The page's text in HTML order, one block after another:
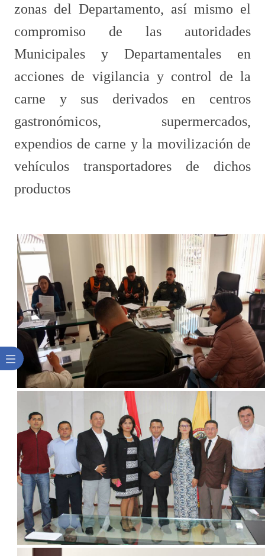
zonas del Departamento, así mismo el
compromiso de las autoridades
Municipales y Departamentales en
acciones de vigilancia y control de la
carne y sus derivados en centros
gastronómicos, supermercados,
expendios de carne y la movilización de
vehículos transportadores de dichos
productos